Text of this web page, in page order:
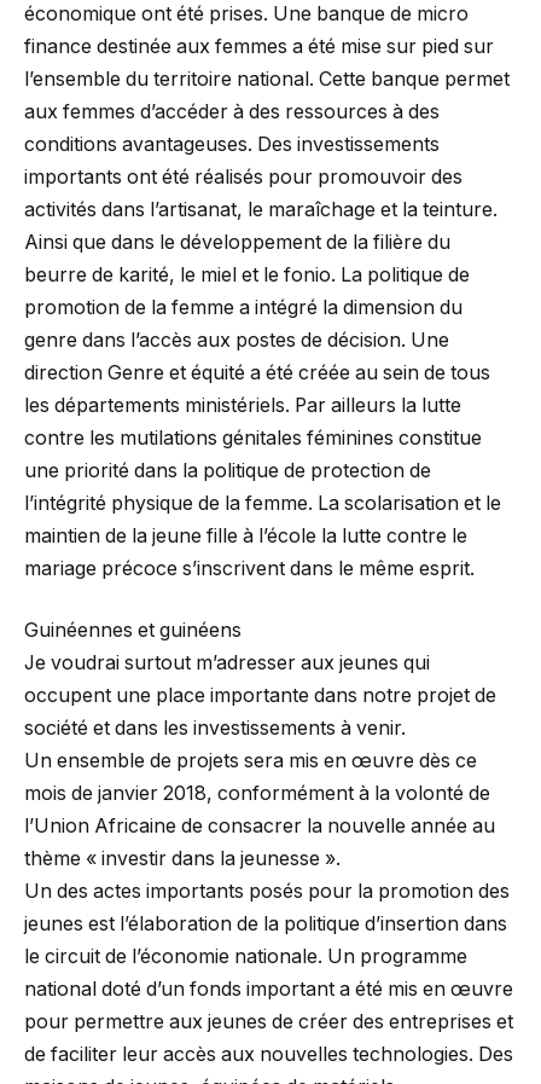
économique ont été prises. Une banque de micro
finance destinée aux femmes a été mise sur pied sur
l’ensemble du territoire national. Cette banque permet
aux femmes d’accéder à des ressources à des
conditions avantageuses. Des investissements
importants ont été réalisés pour promouvoir des
activités dans l’artisanat, le maraîchage et la teinture.
Ainsi que dans le développement de la filière du
beurre de karité, le miel et le fonio. La politique de
promotion de la femme a intégré la dimension du
genre dans l’accès aux postes de décision. Une
direction Genre et équité a été créée au sein de tous
les départements ministériels. Par ailleurs la lutte
contre les mutilations génitales féminines constitue
une priorité dans la politique de protection de
l’intégrité physique de la femme. La scolarisation et le
maintien de la jeune fille à l’école la lutte contre le
mariage précoce s’inscrivent dans le même esprit.
Guinéennes et guinéens
Je voudrai surtout m’adresser aux jeunes qui
occupent une place importante dans notre projet de
société et dans les investissements à venir.
Un ensemble de projets sera mis en œuvre dès ce
mois de janvier 2018, conformément à la volonté de
l’Union Africaine de consacrer la nouvelle année au
thème « investir dans la jeunesse ».
Un des actes importants posés pour la promotion des
jeunes est l’élaboration de la politique d’insertion dans
le circuit de l’économie nationale. Un programme
national doté d’un fonds important a été mis en œuvre
pour permettre aux jeunes de créer des entreprises et
de faciliter leur accès aux nouvelles technologies. Des